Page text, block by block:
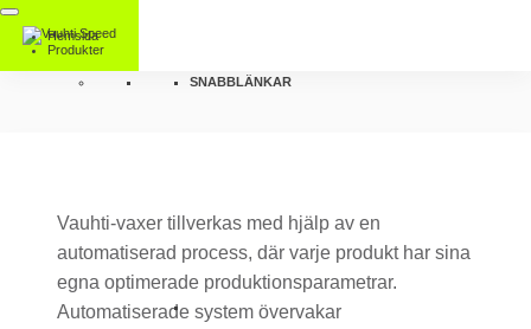
Hemsida
Produkter
SNABBLÄNKAR
Vauhti-vaxer tillverkas med hjälp av en
automatiserad process, där varje produkt har sina
egna optimerade produktionsparametrar.
Automatiserade system övervakar